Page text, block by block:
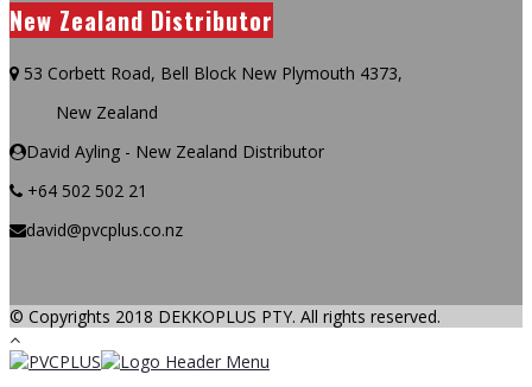
New Zealand Distributor
53 Corbett Road, Bell Block New Plymouth 4373,
New Zealand
David Ayling - New Zealand Distributor
+64 502 502 21
david@pvcplus.co.nz
© Copyrights 2018 DEKKOPLUS PTY. All rights reserved.